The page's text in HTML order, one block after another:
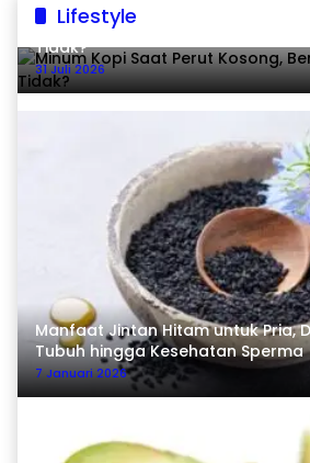
Lifestyle
Minum Kopi Saat Perut Kosong,
Tidak?
31 Juli 2026
Manfaat Jintan Hitam untuk Pria,
Tubuh hingga Kesehatan Sperma
7 Januari 2026